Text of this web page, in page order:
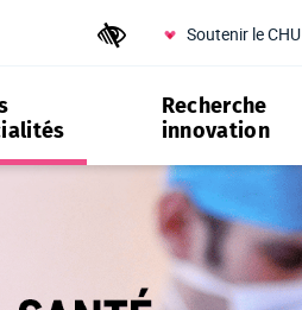
Outils d'accessibilité
Soutenir le CHU
Recherche
innovation